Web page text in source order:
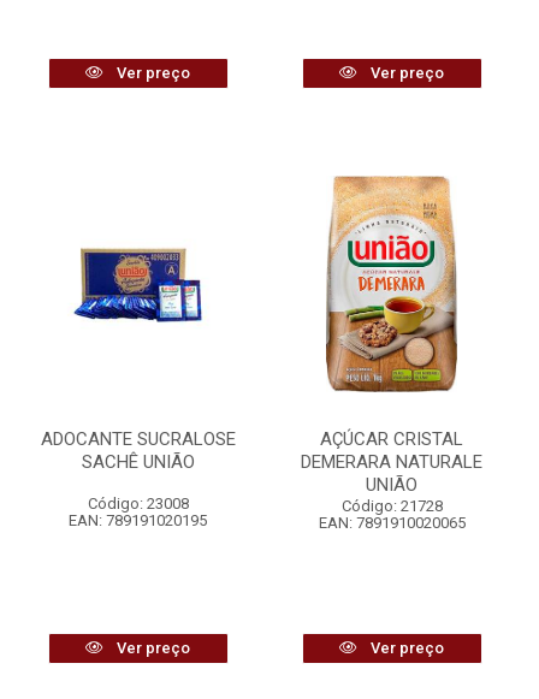
Ver preço Ver preço
ADOCANTE SUCRALOSE
SACHÊ UNIÃO
Código: 23008
EAN: 789191020195
Ver preço
AÇÚCAR CRISTAL
DEMERARA NATURALE
UNIÃO
Código: 21728
EAN: 7891910020065
Ver preço